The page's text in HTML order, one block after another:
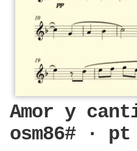
Amor y
osm86# · pt